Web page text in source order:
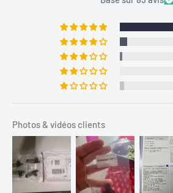
Photos & vidéos clients